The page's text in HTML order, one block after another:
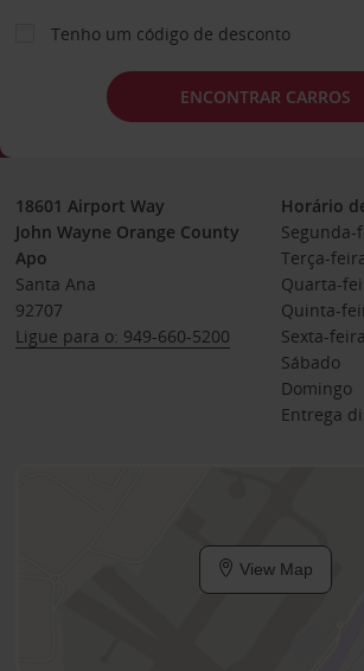
Tenho um código de desconto
ENCONTRAR CARROS
18601 Airport Way
John Wayne Orange County
Apo
Santa Ana
92707
Ligue para o: 949-660-5200
Horário
Segunda-
Terça-
Quarta-
Quinta-
Sexta-feira
Sábado
Domingo
Entrega
View Map